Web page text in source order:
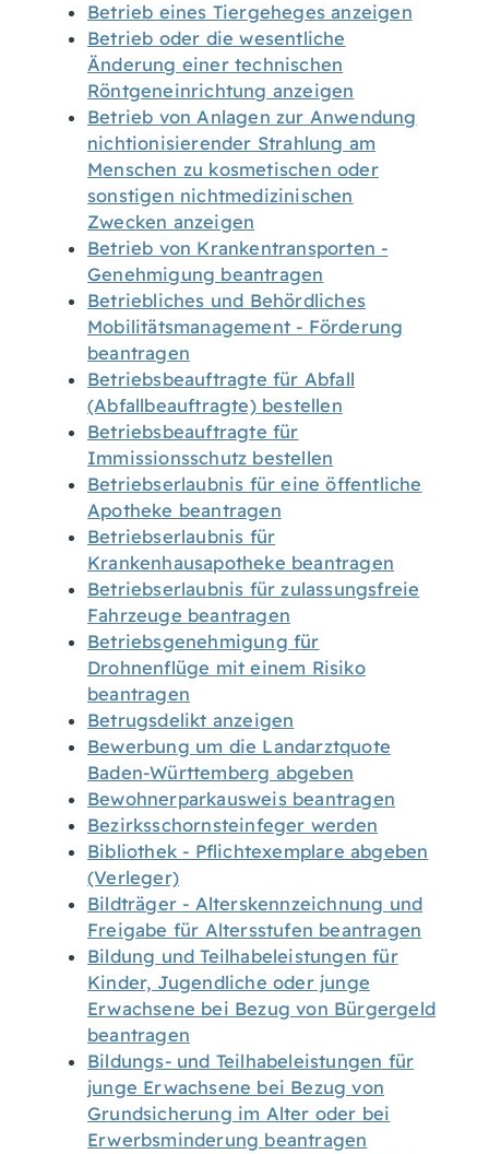
Betrieb eines Tiergeheges anzeigen
Betrieb oder die wesentliche
Änderung einer technischen
Röntgeneinrichtung anzeigen
Betrieb von Anlagen zur Anwendung
nichtionisierender Strahlung am
Menschen zu kosmetischen oder
sonstigen nichtmedizinischen
Zwecken anzeigen
Betrieb von Krankentransporten -
Genehmigung beantragen
Betriebliches und Behördliches
Mobilitätsmanagement - Förderung
beantragen
Betriebsbeauftragte für Abfall
(Abfallbeauftragte) bestellen
Betriebsbeauftragte für
Immissionsschutz bestellen
Betriebserlaubnis für eine öffentliche
Apotheke beantragen
Betriebserlaubnis für
Krankenhausapotheke beantragen
Betriebserlaubnis für zulassungsfreie
Fahrzeuge beantragen
Betriebsgenehmigung für
Drohnenflüge mit einem Risiko
beantragen
Betrugsdelikt anzeigen
Bewerbung um die Landarztquote
Baden-Württemberg abgeben
Bewohnerparkausweis beantragen
Bezirksschornsteinfeger werden
Bibliothek - Pflichtexemplare abgeben
(Verleger)
Bildträger - Alterskennzeichnung und
Freigabe für Altersstufen beantragen
Bildung und Teilhabeleistungen für
Kinder, Jugendliche oder junge
Erwachsene bei Bezug von Bürgergeld
beantragen
Bildungs- und Teilhabeleistungen für
junge Erwachsene bei Bezug von
Grundsicherung im Alter oder bei
Erwerbsminderung beantragen